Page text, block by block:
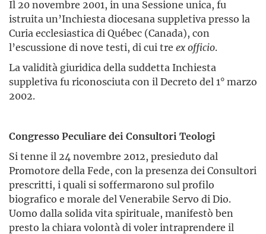
Il 20 novembre 2001, in una Sessione unica, fu
istruita un’Inchiesta diocesana suppletiva presso la
Curia ecclesiastica di Québec (Canada), con
l’escussione di nove testi, di cui tre ex officio.
La validità giuridica della suddetta Inchiesta
suppletiva fu riconosciuta con il Decreto del 1° marzo
2002.
Congresso Peculiare dei Consultori Teologi
Si tenne il 24 novembre 2012, presieduto dal
Promotore della Fede, con la presenza dei Consultori
prescritti, i quali si soffermarono sul profilo
biografico e morale del Venerabile Servo di Dio.
Uomo dalla solida vita spirituale, manifestò ben
presto la chiara volontà di voler intraprendere il